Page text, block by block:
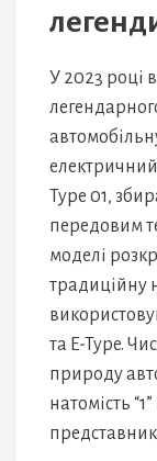
У 2023 році
Type 01,
передовим
моделі
традиційну
та E-Type.
природу
натомість